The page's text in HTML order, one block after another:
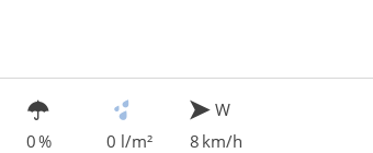
0 % 0 l/m²
W
8 km/h